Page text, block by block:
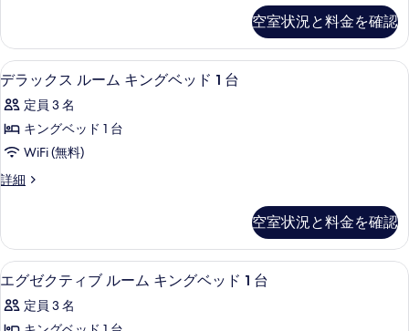
真
を
表
示
す
る
ー
の
す
べ
て
の
写
を
表
示
す
ー
詳
細
ム
ク
イ
ー
ン
ベ
ッ
台
の
す
べ
ス
ル
ー
ク
イ
ン
ベ
ッ
台
詳
細
空室状況と料金を確認
デ
ラ
ッ
ク
ル
ム
キ
ン
グ
高級寝具、羽毛の掛け布団、ピロー
8
デラックス ルーム キングベッド 1 台
定員 3 名
キングベッド 1 台
WiFi (無料)
詳細
デ
ス
ル
ー
キ
ン
空室状況と料金を確認
エ
グ
ゼ
エグゼクティブ ルーム キングベッ
8
エグゼクティブ ルーム キングベッド 1 台
定員 3 名